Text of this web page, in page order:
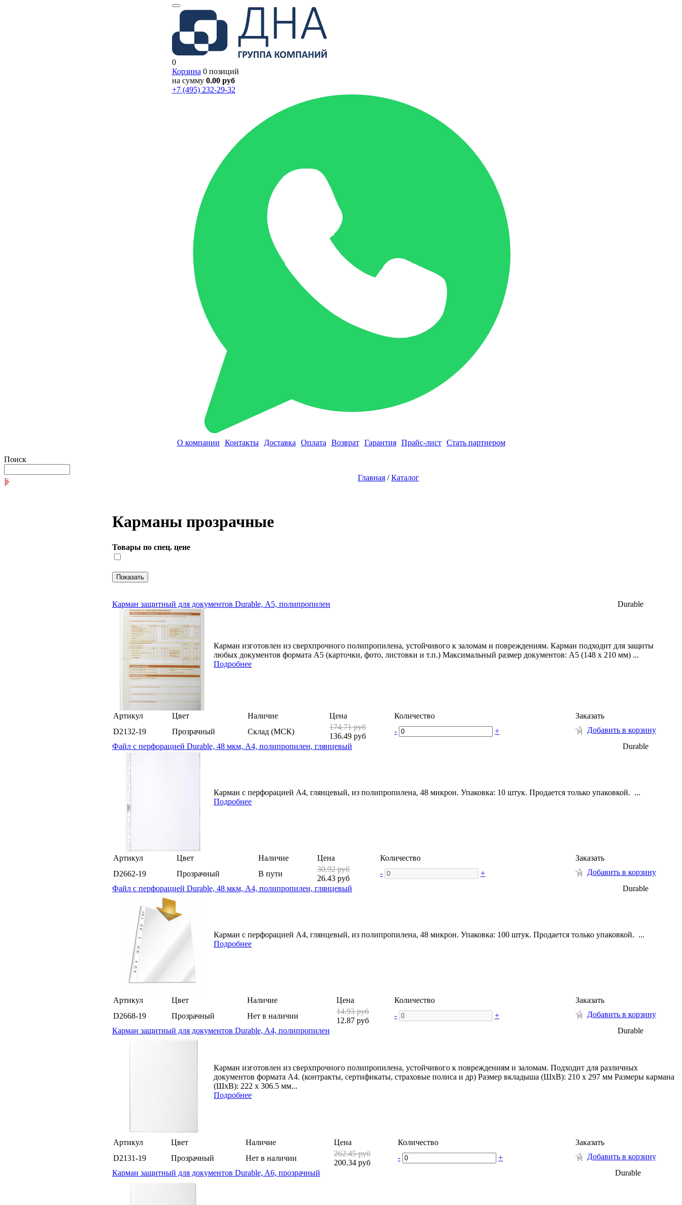
0
Корзина 0 позиций
на сумму 0.00 руб
+7 (495) 232-29-32
О компании Контакты Доставка Оплата Возврат Гарантия Прайс-лист
Стать партнером
Поиск
Главная /Каталог
Карманы прозрачные
Товары по спец. цене
Карман защитный для документов Durable, А5, полипропилен Durable
Карман изготовлен из сверхпрочного полипропилена, устойчивого к заломам и повреждениям. Карман подходит для защиты
любых документов формата А5 (карточки, фото, листовки и т.п.) Максимальный размер документов: A5 (148 x 210 мм) ...
Подробнее
Артикул Цвет Наличие Цена Количество
Заказать
D2132-19
Прозрачный Склад (МСК)
174.71 руб
136.49 руб
- +
Добавить в корзину
Файл с перфорацией Durable, 48 мкм, А4, полипропилен, глянцевый
Durable
Карман с перфорацией А4, глянцевый, из полипропилена, 48 микрон. Упаковка: 10 штук. Продается только упаковкой. ...
Подробнее
Артикул Цвет Наличие Цена Количество
Заказать
D2662-19
Прозрачный В пути
30.92 руб
26.43 руб
- +
Добавить в корзину
Файл с перфорацией Durable, 48 мкм, А4, полипропилен, глянцевый
Durable
Карман с перфорацией А4, глянцевый, из полипропилена, 48 микрон. Упаковка: 100 штук. Продается только упаковкой. ...
Подробнее
Артикул Цвет Наличие Цена Количество
Заказать
D2668-19
Прозрачный Нет в наличии
14.93 руб
12.87 руб
- +
Добавить в корзину
Карман защитный для документов Durable, A4, полипропилен
Durable
Карман изготовлен из сверхпрочного полипропилена, устойчивого к повреждениям и заломам. Подходит для различных
документов формата А4. (контракты, сертификаты, страховые полиса и др) Размер вкладыша (ШхВ): 210 х 297 мм Размеры кармана
(ШхВ): 222 х 306.5 мм...
Подробнее
Артикул Цвет Наличие Цена Количество
Заказать
D2131-19
Прозрачный Нет в наличии
262.45 руб
200.34 руб
- +
Добавить в корзину
Карман защитный для документов Durable, A6, прозрачный
Durable